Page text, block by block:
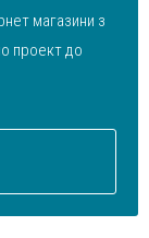
магазини з
проект до